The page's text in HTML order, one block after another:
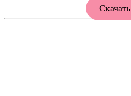
Скачать